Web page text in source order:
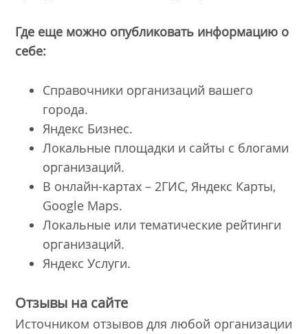
Где еще можно опубликовать информацию о
себе:
Справочники организаций вашего
города.
Яндекс Бизнес.
Локальные площадки и сайты с блогами
организаций.
В онлайн-картах – 2ГИС, Яндекс Карты,
Google Maps.
Локальные или тематические рейтинги
организаций.
Яндекс Услуги.
Отзывы на сайте
Источником отзывов для любой организации